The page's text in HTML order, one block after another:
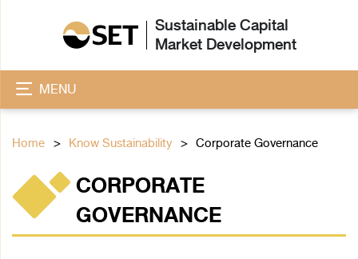
Sustainable Capital
Market Development
MENU
Home Know Sustainability Corporate Governance
CORPORATE
GOVERNANCE